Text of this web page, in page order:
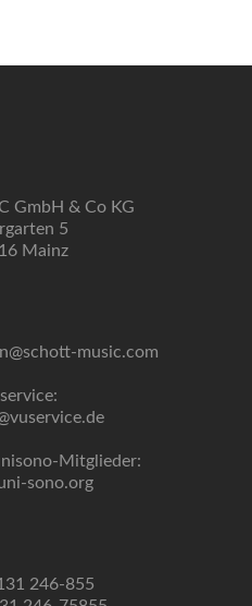
GmbH & Co KG
5
Mainz
music.com
Mitglieder:
sono.org
246-855